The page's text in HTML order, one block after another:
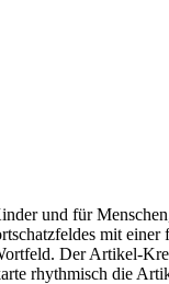
und für
mit
Der Artikel-
rhythmisch die